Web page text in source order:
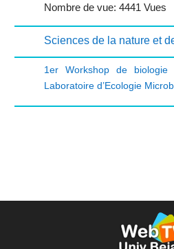
Nombre de vue: 4441 Vues
Sciences de la nature et
1er Workshop de biologie
Laboratoire d’Ecologie